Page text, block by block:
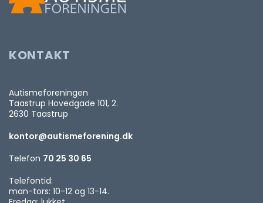
KONTAKT
Autismeforeningen
Taastrup Hovedgade 101, 2.
2630 Taastrup
kontor@autismeforening.dk
Telefon 70 25 30 65
Telefontid:
man-tors: 10-12 og 13-14.